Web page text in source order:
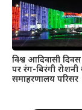
विश्व आदिवासी
पर रंग-बिरंगी
समाहरणालय परिसर